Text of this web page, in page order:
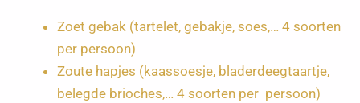
Zoet gebak (tartelet, gebakje, soes,… 4 soorten
per persoon)
Zoute hapjes (kaassoesje, bladerdeegtaartje,
belegde brioches,… 4 soorten per persoon)